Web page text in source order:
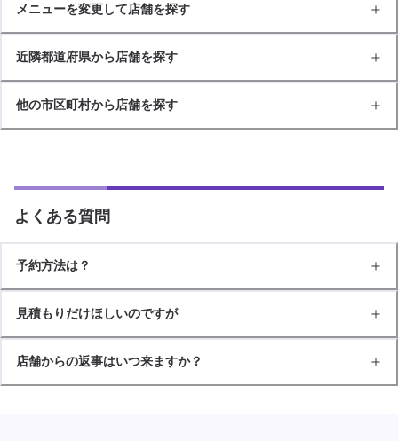
メニューを変更して店舗を探す
近隣都道府県から店舗を探す
他の市区町村から店舗を探す
よくある質問
予約方法は？
見積もりだけほしいのですが
店舗からの返事はいつ来ますか？